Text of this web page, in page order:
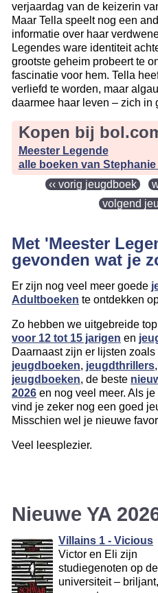
verjaardag van de keizerin
Maar Tella speelt nog een
informatie over haar
Legendes ware identiteit
grootste geheim probeert te
fascinatie voor hem. Tella
verliefd te worden, maar
daarmee haar leven – zich in
Kopen bij
Meester Legende
alle boeken van Stephanie
‹‹ vorig jeugdboek
volgend
Met 'Meester
gevonden wat je
Er zijn nog veel meer goede
Adultboeken te ontdekken
Zo hebben we uitgebreide
voor 12 tot 15 jarigen en
Daarnaast zijn er lijsten zoals
jeugdboeken, jeugdthrillers,
jeugdboeken, de beste
2026 en nog veel meer. Als
vind je zeker nog een goed
Misschien wel je nieuwe
Veel leesplezier.
Nieuwe YA
Villains 1 - Vicious
Victor en Eli zijn
studiegenoten op de
universiteit – briljant,